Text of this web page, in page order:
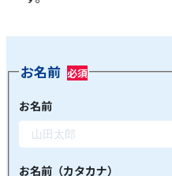
お名前
お名前
お名前（カタカナ）